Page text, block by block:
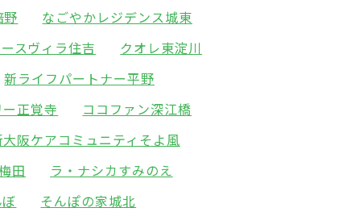
野
なごやかレジデンス城東
スヴィラ住吉
クオレ東淀川
新ライフパートナー平野
正覚寺
ココファン深江橋
大阪ケアコミュニティそよ風
田
ラ・ナシカすみのえ
そんぽの家城北